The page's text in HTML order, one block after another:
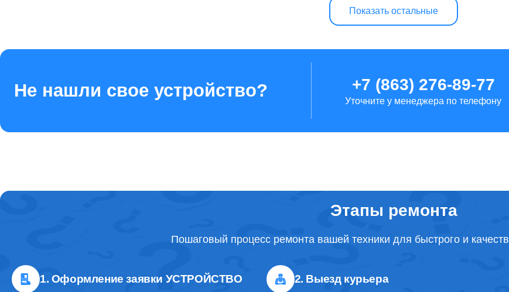
Показать остальные
Не нашли свое устройство? +7 (863) 276-89-77
Уточните у менеджера по телефону
Этапы ремонта
Пошаговый процесс ремонта вашей техники для быстрого и
1. Оформление заявки УСТРОЙСТВО 2. Выезд курьера